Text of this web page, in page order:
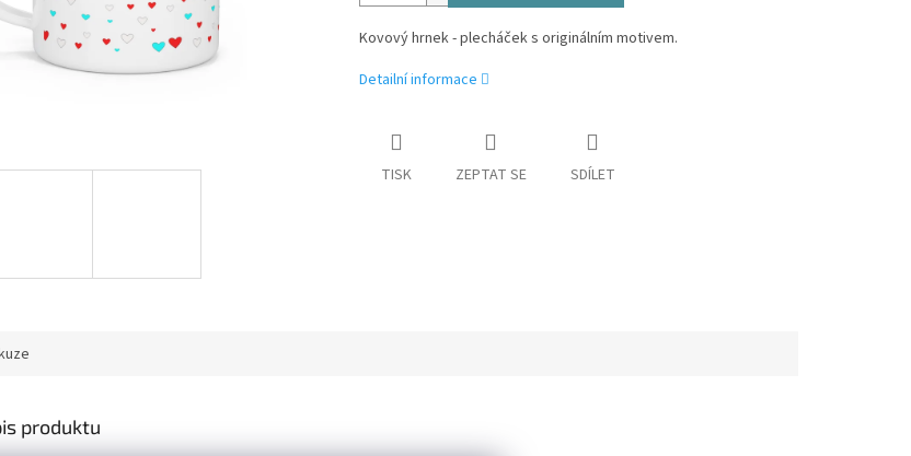
Kovový hrnek - plecháček s originálním motivem.
Detailní informace
TISK ZEPTAT SE SDÍLET
produktu